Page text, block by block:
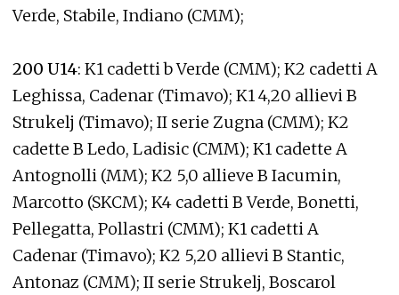
Verde, Stabile, Indiano (CMM);
200 U14: K1 cadetti b Verde (CMM); K2 cadetti A
Leghissa, Cadenar (Timavo); K1 4,20 allievi B
Strukelj (Timavo); II serie Zugna (CMM); K2
cadette B Ledo, Ladisic (CMM); K1 cadette A
Antognolli (MM); K2 5,0 allieve B Iacumin,
Marcotto (SKCM); K4 cadetti B Verde, Bonetti,
Pellegatta, Pollastri (CMM); K1 cadetti A
Cadenar (Timavo); K2 5,20 allievi B Stantic,
Antonaz (CMM); II serie Strukelj, Boscarol